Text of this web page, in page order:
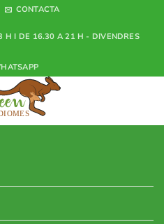
CONTACTA
H I DE 16.30 A 21 H - DIVENDRES